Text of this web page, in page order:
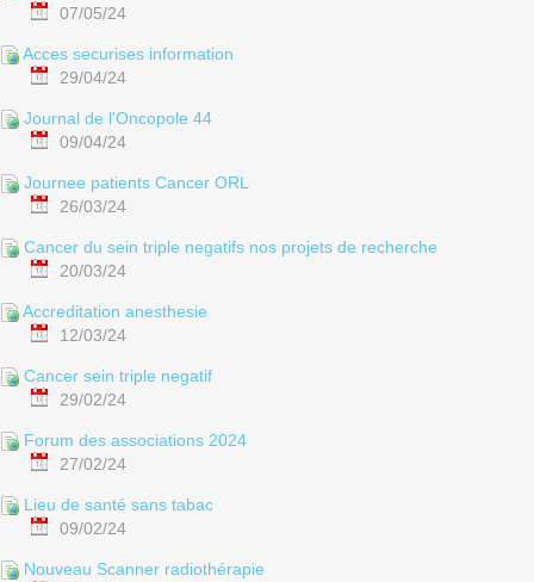
07/05/24
Acces securises information
29/04/24
Journal de l'Oncopole 44
09/04/24
Journee patients Cancer ORL
26/03/24
Cancer du sein triple negatifs nos projets de recherche
20/03/24
Accreditation anesthesie
12/03/24
Cancer sein triple negatif
29/02/24
Forum des associations 2024
27/02/24
Lieu de santé sans tabac
09/02/24
Nouveau Scanner radiothérapie